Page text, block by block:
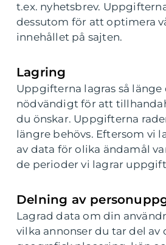
t.ex. nyhetsbrev.
dessutom för att optimera
innehållet på sajten.
Lagring
Uppgifterna lagras så länge
nödvändigt för att
du önskar. Uppgifterna
längre behövs. Eftersom vi
av data för olika ändamål
de perioder vi lagrar
Delning av
Lagrad data om din
vilka annonser du tar del av